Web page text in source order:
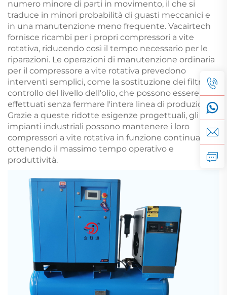
numero minore di parti in movimento, il che si
traduce in minori probabilità di guasti meccanici e
in una manutenzione meno frequente. Vacairtech
fornisce ricambi per i propri compressori a vite
rotativa, riducendo così il tempo necessario per le
riparazioni. Le operazioni di manutenzione ordinaria
per il compressore a vite rotativa prevedono
interventi semplici, come la sostituzione dei filtri e il
controllo del livello dell'olio, che possono essere
effettuati senza fermare l'intera linea di produzione.
Grazie a queste ridotte esigenze progettuali, gli
impianti industriali possono mantenere i loro
compressori a vite rotativa in funzione continua,
ottenendo il massimo tempo operativo e
produttività.